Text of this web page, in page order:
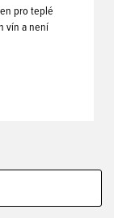
pro teplé
vín a není